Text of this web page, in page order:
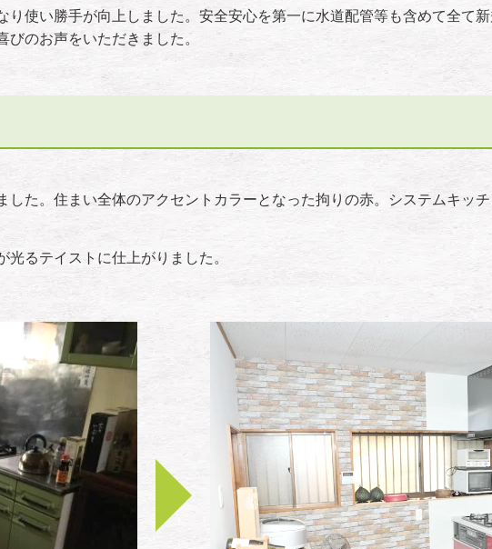
使い勝手が向上しました。安全安心を第一に水道配管等も含めて全て新
のお声をいただきました。
た。住まい全体のアクセントカラーとなった拘りの赤。システムキッ
るテイストに仕上がりました。